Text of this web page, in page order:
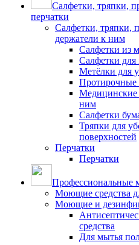
Салфетки, тряпки,
перчатки
Салфетки, тряпки,
держатели к ним
Салфетки из
Салфетки для
Метёлки для
Протирочные
Медицинские
ним
Салфетки
Тряпки для
поверхностей
Перчатки
Перчатки
Профессиональные
Моющие средства
Моющие и
средства
Для мытья